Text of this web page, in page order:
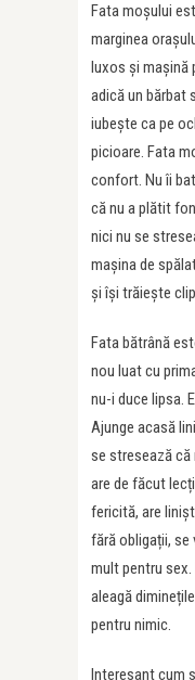
Fata moșului
marginea
luxos și mașină
adică un bărbat
iubește ca pe
picioare. Fata
confort. Nu îi
că nu a plătit
nici nu se
mașina de
și își trăiește
Fata bătrână
nou luat cu
nu-i duce lipsa.
Ajunge acasă
se stresează că
are de făcut
fericită, are
fără obligații, se
mult pentru
aleagă
pentru nimic.
Interesant cum